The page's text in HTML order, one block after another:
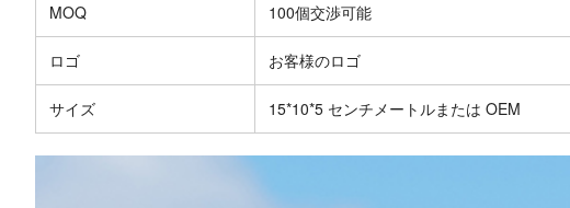
MOQ 100個交渉可能
ロゴ お客様のロゴ
サイズ 15*10*5 センチメートルまたは OEM